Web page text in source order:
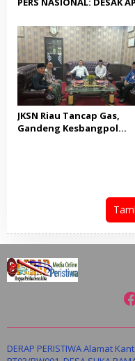
TERHADAP JURNALIS DAN
USUT TUNTAS GURITA
PUNGLI BERJAMAAH
DUGAAN KETERLIBATAN
KEPALA DINAS
JKSN Riau Tancap Gas,
Gandeng Kesbangpol
DERAP PERISTIWA Alamat